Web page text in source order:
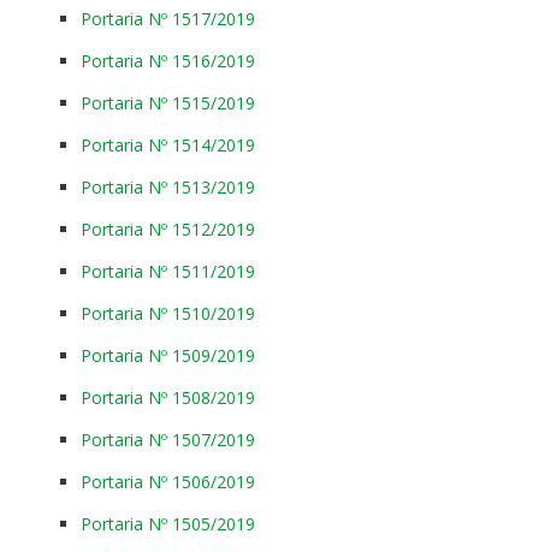
Portaria Nº 1517/2019
Portaria Nº 1516/2019
Portaria Nº 1515/2019
Portaria Nº 1514/2019
Portaria Nº 1513/2019
Portaria Nº 1512/2019
Portaria Nº 1511/2019
Portaria Nº 1510/2019
Portaria Nº 1509/2019
Portaria Nº 1508/2019
Portaria Nº 1507/2019
Portaria Nº 1506/2019
Portaria Nº 1505/2019